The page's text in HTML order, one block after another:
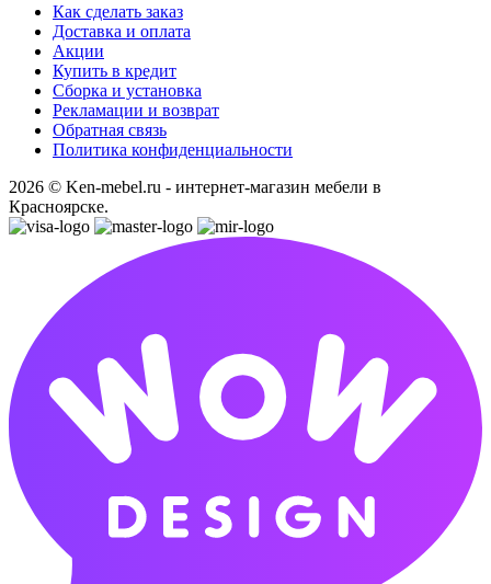
Как сделать заказ
Доставка и оплата
Акции
Купить в кредит
Сборка и установка
Рекламации и возврат
Обратная связь
Политика конфиденциальности
2026 © Ken-mebel.ru - интернет-магазин мебели в
Красноярске.